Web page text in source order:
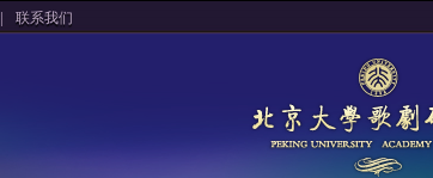
| 联系我们